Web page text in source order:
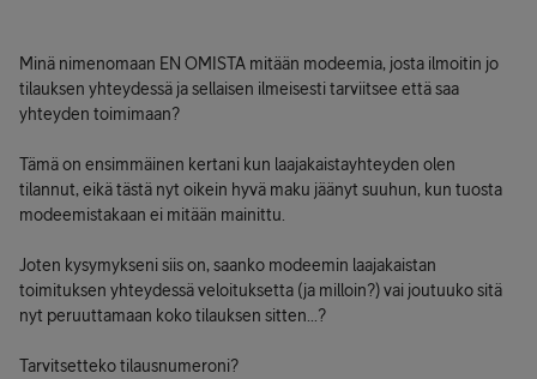
Minä nimenomaan EN OMISTA mitään modeemia, josta ilmoitin jo
tilauksen yhteydessä ja sellaisen ilmeisesti tarviitsee että saa
yhteyden toimimaan?
Tämä on ensimmäinen kertani kun laajakaistayhteyden olen
tilannut, eikä tästä nyt oikein hyvä maku jäänyt suuhun, kun tuosta
modeemistakaan ei mitään mainittu.
Joten kysymykseni siis on, saanko modeemin laajakaistan
toimituksen yhteydessä veloituksetta (ja milloin?) vai joutuuko sitä
nyt peruuttamaan koko tilauksen sitten...?
Tarvitsetteko tilausnumeroni?